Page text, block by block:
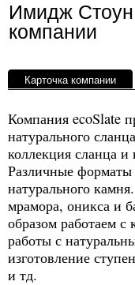
Имидж
компании
Карточка компании
Компания ecoSlate
натурального
коллекция сланца
Различные форматы
натурального
мрамора, оникса и
образом работаем
работы с
изготовление
и тд.